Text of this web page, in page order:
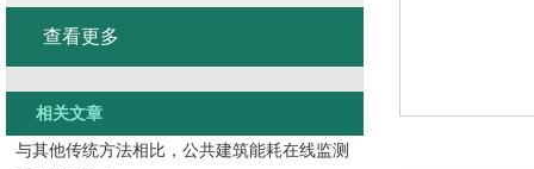
查看更多
相关文章
与其他传统方法相比，公共建筑能耗在线监测